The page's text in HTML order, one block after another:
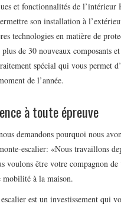
et fonctionnalités de l’intérieur
son installation à
technologies en matière de
de 30 nouveaux composants
spécial qui vous permet
de l’année.
à toute épreuve
demandons pourquoi nous
escalier: «Nous travaillons
voulons être votre compagnon de
à la maison.
est un investissement qui